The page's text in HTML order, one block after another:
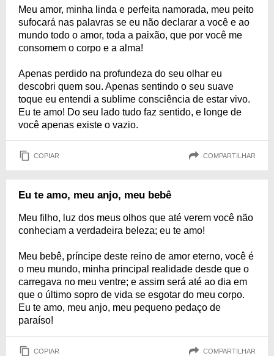
Meu amor, minha linda e perfeita namorada, meu peito
sufocará nas palavras se eu não declarar a você e ao
mundo todo o amor, toda a paixão, que por você me
consomem o corpo e a alma!
Apenas perdido na profundeza do seu olhar eu
descobri quem sou. Apenas sentindo o seu suave
toque eu entendi a sublime consciência de estar vivo.
Eu te amo! Do seu lado tudo faz sentido, e longe de
você apenas existe o vazio.
COPIAR COMPARTILHAR
Eu te amo, meu anjo, meu bebê
Meu filho, luz dos meus olhos que até verem você não
conheciam a verdadeira beleza; eu te amo!
Meu bebê, príncipe deste reino de amor eterno, você é
o meu mundo, minha principal realidade desde que o
carregava no meu ventre; e assim será até ao dia em
que o último sopro de vida se esgotar do meu corpo.
Eu te amo, meu anjo, meu pequeno pedaço de
paraíso!
COPIAR COMPARTILHAR